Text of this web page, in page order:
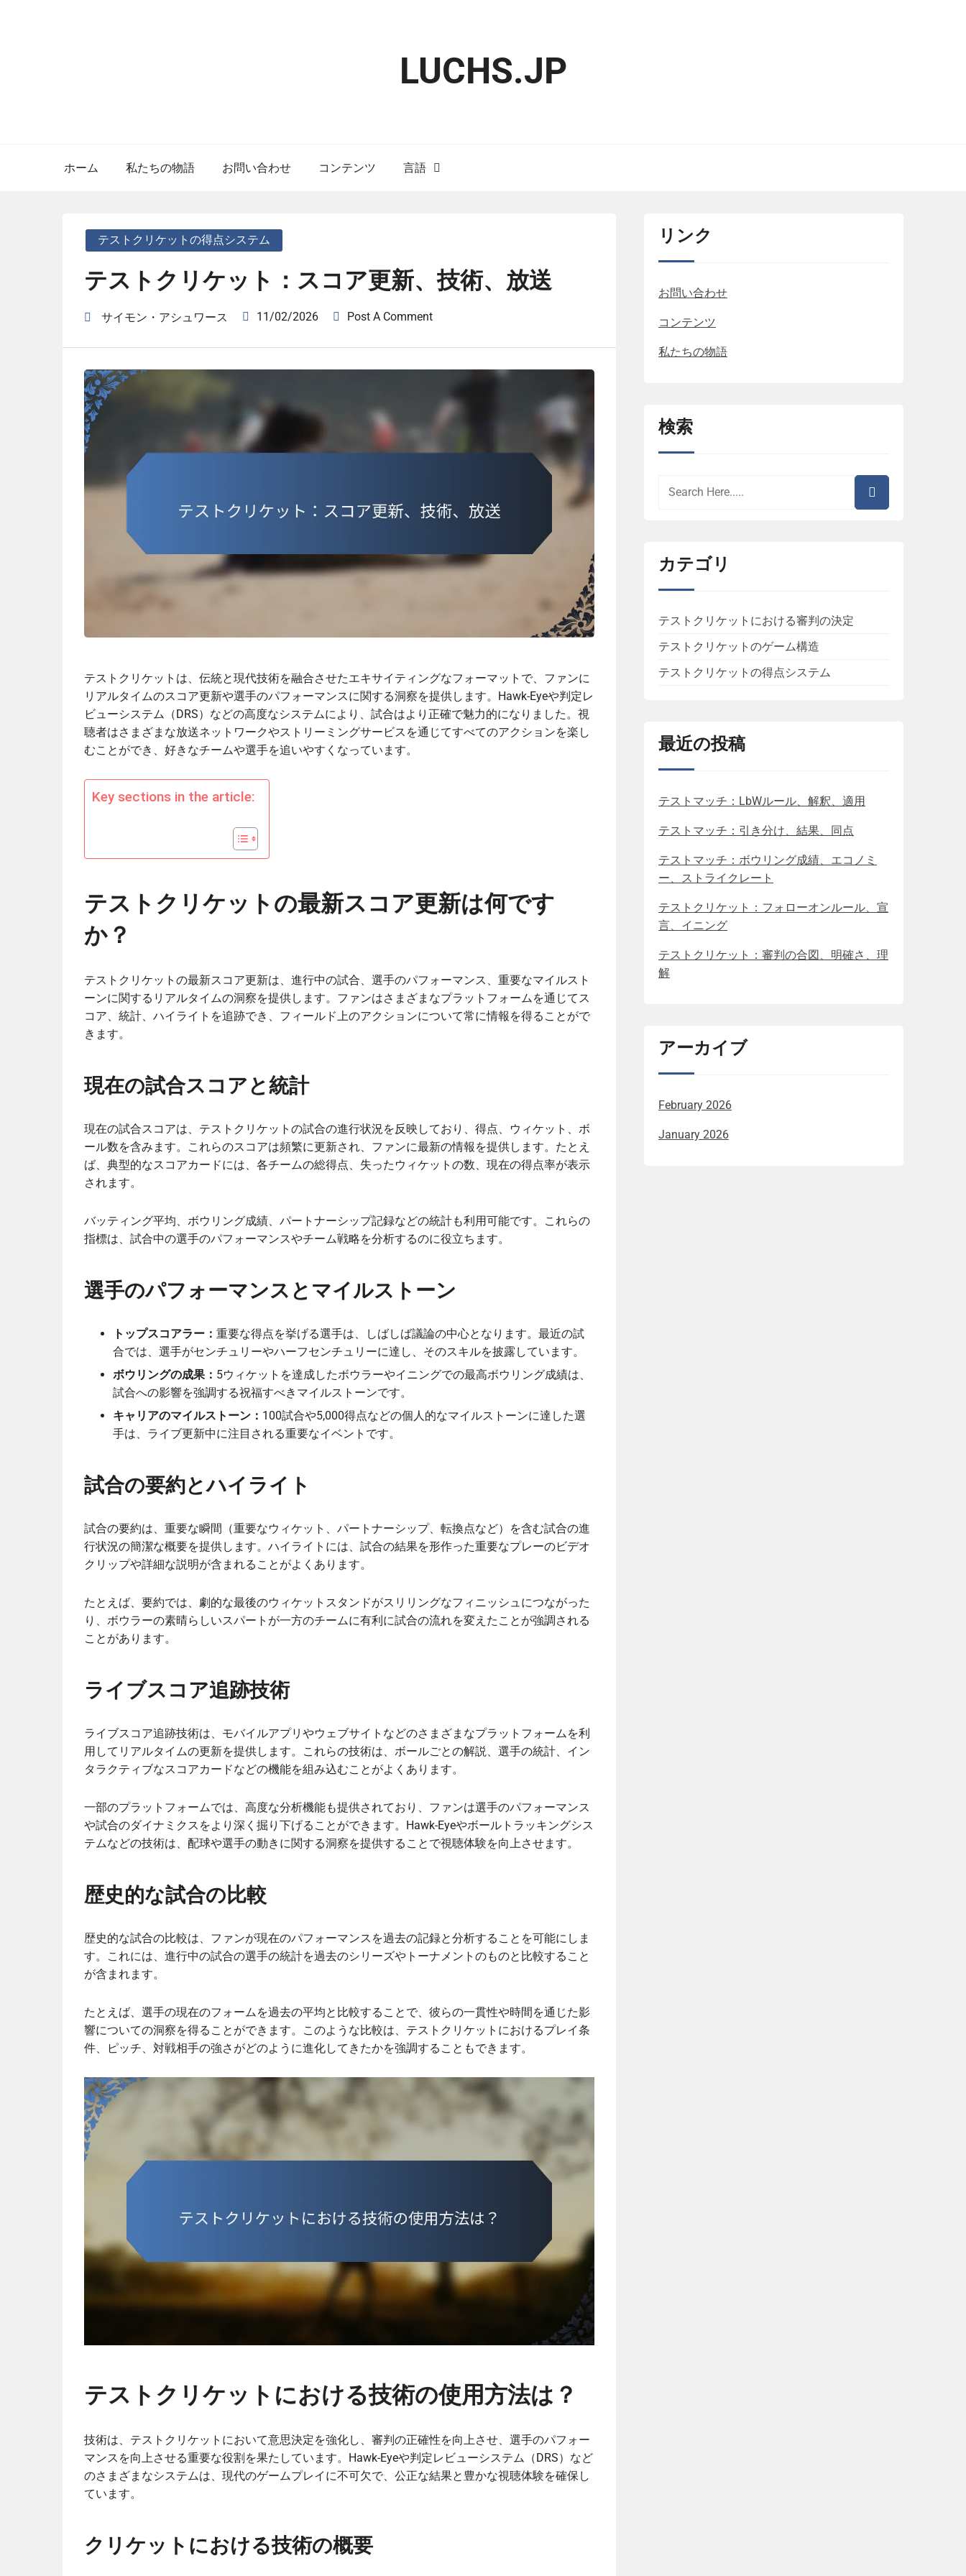
LUCHS.JP
ホーム 私たちの物語 お問い合わせ コンテンツ 言語
テストクリケットの得点システム
テストクリケット：スコア更新、技術、放送
サイモン・アシュワース 11/02/2026 Post A Comment
テストクリケットは、伝統と現代技術を融合させたエキサイティングなフォーマットで、ファンに
リアルタイムのスコア更新や選手のパフォーマンスに関する洞察を提供します。Hawk-Eyeや判定レ
ビューシステム（DRS）などの高度なシステムにより、試合はより正確で魅力的になりました。視
聴者はさまざまな放送ネットワークやストリーミングサービスを通じてすべてのアクションを楽し
むことができ、好きなチームや選手を追いやすくなっています。
Key sections in the article:
テストクリケットの最新スコア更新は何です
か？
テストクリケットの最新スコア更新は、進行中の試合、選手のパフォーマンス、重要なマイルスト
ーンに関するリアルタイムの洞察を提供します。ファンはさまざまなプラットフォームを通じてス
コア、統計、ハイライトを追跡でき、フィールド上のアクションについて常に情報を得ることがで
きます。
現在の試合スコアと統計
現在の試合スコアは、テストクリケットの試合の進行状況を反映しており、得点、ウィケット、ボ
ール数を含みます。これらのスコアは頻繁に更新され、ファンに最新の情報を提供します。たとえ
ば、典型的なスコアカードには、各チームの総得点、失ったウィケットの数、現在の得点率が表示
されます。
バッティング平均、ボウリング成績、パートナーシップ記録などの統計も利用可能です。これらの
指標は、試合中の選手のパフォーマンスやチーム戦略を分析するのに役立ちます。
選手のパフォーマンスとマイルストーン
トップスコアラー： 重要な得点を挙げる選手は、しばしば議論の中心となります。最近の試
合では、選手がセンチュリーやハーフセンチュリーに達し、そのスキルを披露しています。
ボウリングの成果： 5ウィケットを達成したボウラーやイニングでの最高ボウリング成績は、
試合への影響を強調する祝福すべきマイルストーンです。
キャリアのマイルストーン： 100試合や5,000得点などの個人的なマイルストーンに達した選
手は、ライブ更新中に注目される重要なイベントです。
試合の要約とハイライト
試合の要約は、重要な瞬間（重要なウィケット、パートナーシップ、転換点など）を含む試合の進
行状況の簡潔な概要を提供します。ハイライトには、試合の結果を形作った重要なプレーのビデオ
クリップや詳細な説明が含まれることがよくあります。
たとえば、要約では、劇的な最後のウィケットスタンドがスリリングなフィニッシュにつながった
り、ボウラーの素晴らしいスパートが一方のチームに有利に試合の流れを変えたことが強調される
ことがあります。
ライブスコア追跡技術
ライブスコア追跡技術は、モバイルアプリやウェブサイトなどのさまざまなプラットフォームを利
用してリアルタイムの更新を提供します。これらの技術は、ボールごとの解説、選手の統計、イン
タラクティブなスコアカードなどの機能を組み込むことがよくあります。
一部のプラットフォームでは、高度な分析機能も提供されており、ファンは選手のパフォーマンス
や試合のダイナミクスをより深く掘り下げることができます。Hawk-Eyeやボールトラッキングシス
テムなどの技術は、配球や選手の動きに関する洞察を提供することで視聴体験を向上させます。
歴史的な試合の比較
歴史的な試合の比較は、ファンが現在のパフォーマンスを過去の記録と分析することを可能にしま
す。これには、進行中の試合の選手の統計を過去のシリーズやトーナメントのものと比較すること
が含まれます。
たとえば、選手の現在のフォームを過去の平均と比較することで、彼らの一貫性や時間を通じた影
響についての洞察を得ることができます。このような比較は、テストクリケットにおけるプレイ条
件、ピッチ、対戦相手の強さがどのように進化してきたかを強調することもできます。
テストクリケットにおける技術の使用方法は？
技術は、テストクリケットにおいて意思決定を強化し、審判の正確性を向上させ、選手のパフォー
マンスを向上させる重要な役割を果たしています。Hawk-Eyeや判定レビューシステム（DRS）など
のさまざまなシステムは、現代のゲームプレイに不可欠で、公正な結果と豊かな視聴体験を確保し
ています。
クリケットにおける技術の概要
リンク
お問い合わせ
コンテンツ
私たちの物語
検索
カテゴリ
テストクリケットにおける審判の決定
テストクリケットのゲーム構造
テストクリケットの得点システム
最近の投稿
テストマッチ：LbWルール、解釈、適用
テストマッチ：引き分け、結果、同点
テストマッチ：ボウリング成績、エコノミ
ー、ストライクレート
テストクリケット：フォローオンルール、宣
言、イニング
テストクリケット：審判の合図、明確さ、理
解
アーカイブ
February 2026
January 2026